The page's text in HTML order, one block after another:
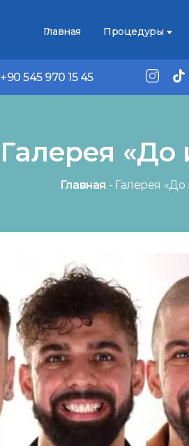
Главная Процедуры
+90 545 970 15 45
Галерея «До
Главная - Галерея «До